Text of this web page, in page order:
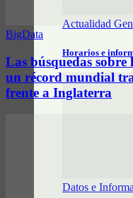
Actualidad
Horarios e
Datos e
BigData
Las búsquedas
un récord mundial
frente a Inglaterra